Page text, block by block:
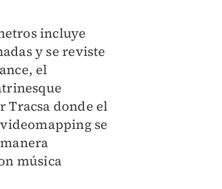
incluye
y se reviste
el
Tracsa donde el
se
música